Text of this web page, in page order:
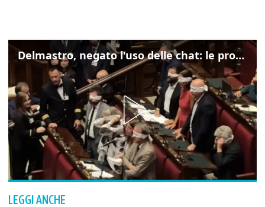
Delmastro, negato l'uso delle chat: le proteste di Avs e M5s
LEGGI ANCHE